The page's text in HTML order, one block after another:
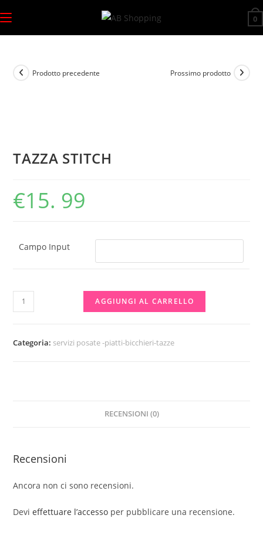
al
contenuto
0
Prodotto precedente Prossimo prodotto
TAZZA STITCH
€15. 99
Campo Input
TAZZA
STITCH
AGGIUNGI AL CARRELLO
Categoria: servizi posate -piatti-bicchieri-tazze
RECENSIONI (0)
Recensioni
Ancora non ci sono recensioni.
Devieffettuare l’accesso per pubblicare una recensione.